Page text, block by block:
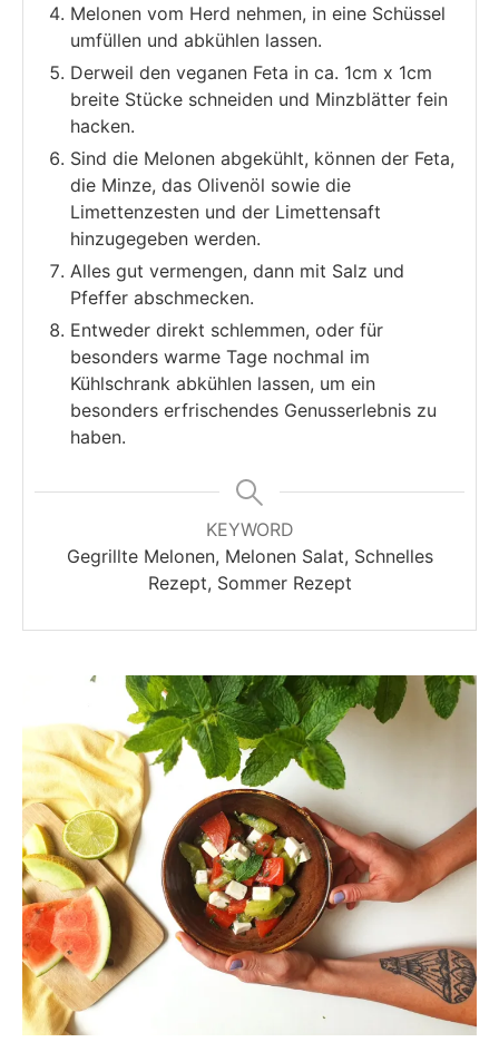
Melonen vom Herd nehmen, in eine Schüssel
umfüllen und abkühlen lassen.
Derweil den veganen Feta in ca. 1cm x 1cm
breite Stücke schneiden und Minzblätter fein
hacken.
Sind die Melonen abgekühlt, können der Feta,
die Minze, das Olivenöl sowie die
Limettenzesten und der Limettensaft
hinzugegeben werden.
Alles gut vermengen, dann mit Salz und
Pfeffer abschmecken.
Entweder direkt schlemmen, oder für
besonders warme Tage nochmal im
Kühlschrank abkühlen lassen, um ein
besonders erfrischendes Genusserlebnis zu
haben.
KEYWORD
Gegrillte Melonen, Melonen Salat, Schnelles
Rezept, Sommer Rezept